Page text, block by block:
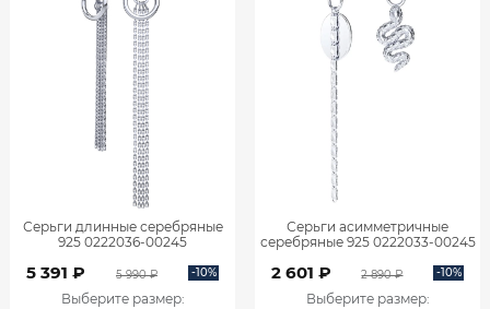
Серьги длинные серебряные
925 0222036-00245
5 391 ₽ 5 990 ₽ -10%
Выберите размер:
Серьги асимметричные
серебряные 925 0222033-00245
2 601 ₽ 2 890 ₽ -10%
Выберите размер: